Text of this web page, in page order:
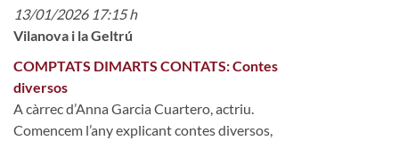
13/01/2026 17:15 h
Vilanova i la Geltrú
COMPTATS DIMARTS CONTATS: Contes
diversos
A càrrec d’Anna Garcia Cuartero, actriu.
Comencem l’any explicant contes diversos,